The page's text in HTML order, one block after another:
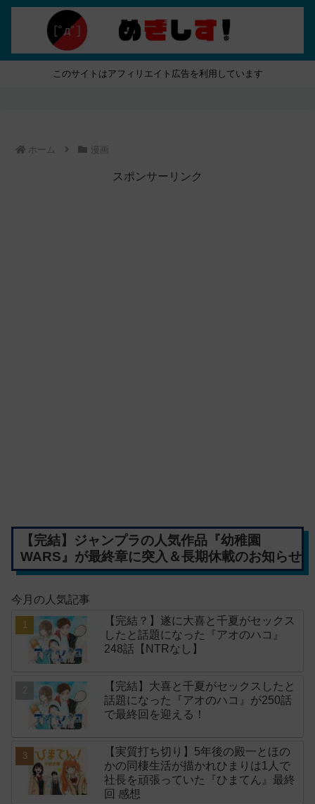
このサイトはアフィリエイト広告を利用しています
ホーム 漫画
スポンサーリンク
【完結】ジャンプラの人気作品『幼稚園
WARS』が最終章に突入＆長期休載のお知らせ
今月の人気記事
【完結？】遂に大喜と千夏がセックス
したと話題になった『アオのハコ』
248話【NTRなし】
【完結】大喜と千夏がセックスしたと
話題になった『アオのハコ』が250話
で最終回を迎える！
【実質打ち切り】5年後の殿一とほの
かの同棲生活が描かれひまりは1人で
社長を頑張っていた『ひまてん』最終
回 感想